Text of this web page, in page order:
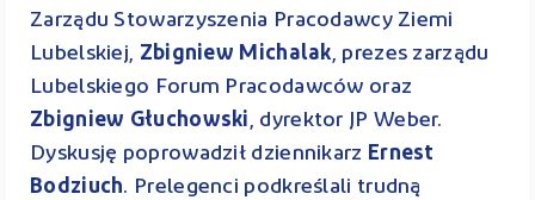
Zarządu Stowarzyszenia Pracodawcy Ziemi
Lubelskiej, Zbigniew Michalak, prezes zarządu
Lubelskiego Forum Pracodawców oraz
Zbigniew Głuchowski, dyrektor JP Weber.
Dyskusję poprowadził dziennikarz Ernest
Bodziuch. Prelegenci podkreślali trudną